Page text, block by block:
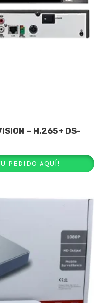
– H.265+ DS-
PEDIDO AQUÍ!